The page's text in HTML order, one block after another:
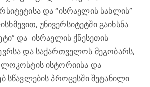
და “ისრაელის სახლის”
უნივერსიტეტში გაიხსნა
და ისრაელის ქნესეთის
და საქართველოს მეგობარს,
ისტორიისა და
სწავლების პროცესში შეტანილი